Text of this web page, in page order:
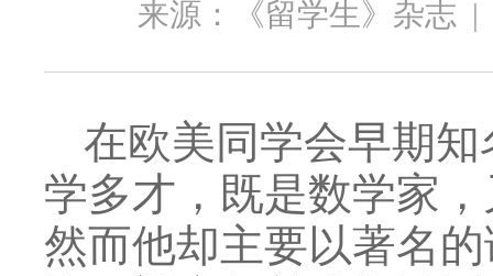
来源：《留学生》杂志 |
在欧美同学会早期
学多才，既是数学家
然而他却主要以著名